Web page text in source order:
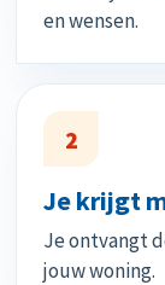
en wensen.
2
Je krijgt
Je ontvangt
jouw woning.